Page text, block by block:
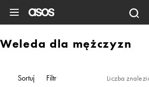
Weleda dla mężczyzn
Sortuj Filtr Liczba